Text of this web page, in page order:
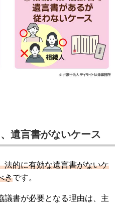
遺言書がないケース
法的に有効な遺言書がないケ
きです。
議書が必要となる理由は、主